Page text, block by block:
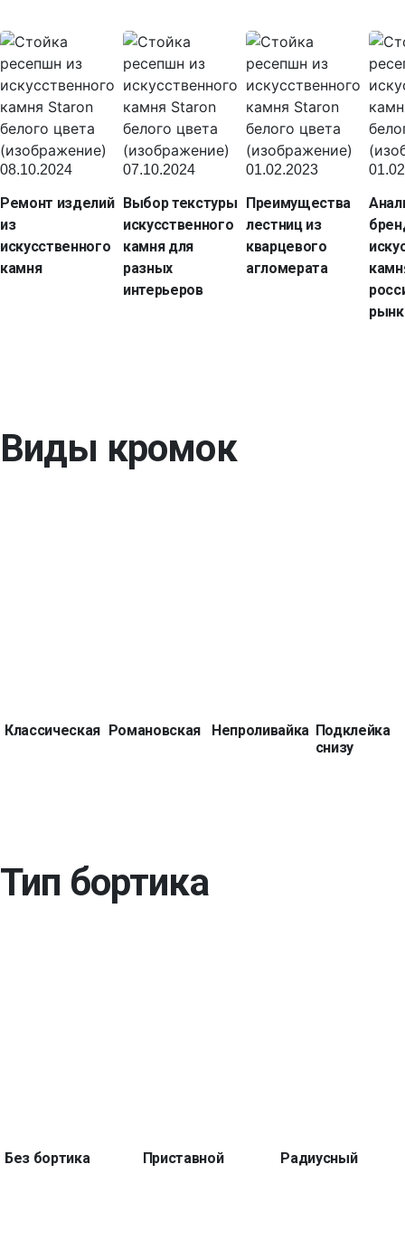
08.10.2024
Ремонт изделий
из
искусственного
камня
07.10.2024
Выбор текстуры
искусственного
камня для
разных
интерьеров
01.02.2023
Преимущества
лестниц из
кварцевого
агломерата
Виды кромок
Классическая Романовская Непроливайка Подклейка
снизу
Тип бортика
Без бортика Приставной Радиусный